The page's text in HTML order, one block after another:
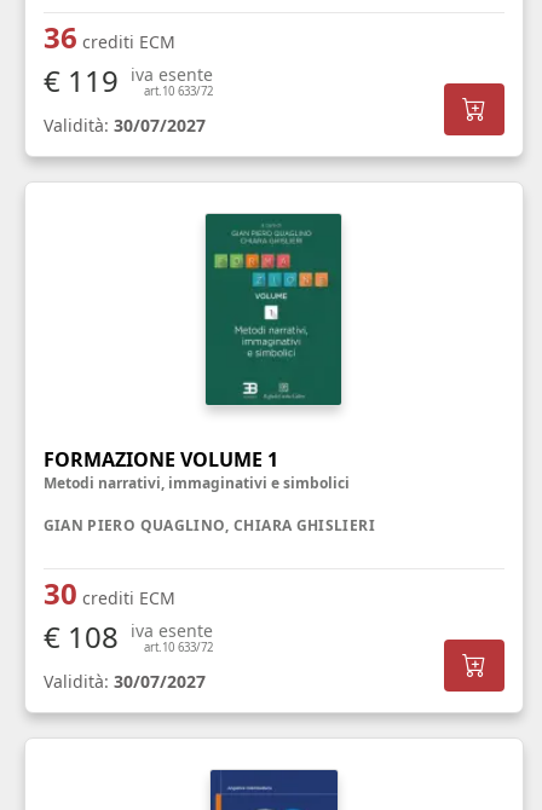
36 crediti ECM
€ 119 iva esente
art.10 633/72
Validità: 30/07/2027
FORMAZIONE VOLUME 1
Metodi narrativi, immaginativi e simbolici
GIAN PIERO QUAGLINO, CHIARA GHISLIERI
30 crediti ECM
€ 108 iva esente
art.10 633/72
Validità: 30/07/2027